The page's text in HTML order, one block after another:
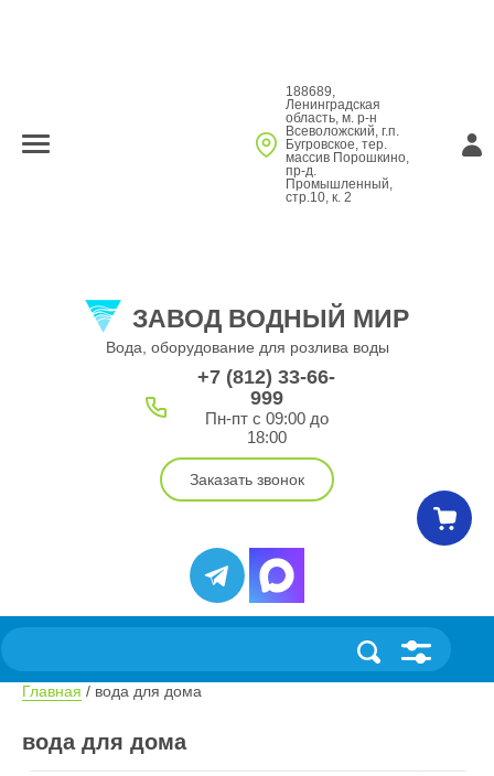
188689,
Ленинградская
область, м. р-н
Всеволожский, г.п.
Бугровское, тер.
массив Порошкино,
пр-д.
Промышленный,
стр.10, к. 2
ЗАВОД ВОДНЫЙ МИР
Вода, оборудование для розлива воды
+7 (812) 33-66-
999
Пн-пт с 09:00 до
18:00
Заказать звонок
Главная / вода для дома
вода для дома